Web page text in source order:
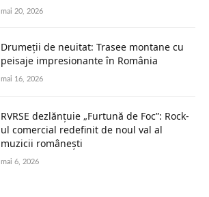
mai 20, 2026
Drumeții de neuitat: Trasee montane cu
peisaje impresionante în România
mai 16, 2026
RVRSE dezlănțuie „Furtună de Foc”: Rock-
ul comercial redefinit de noul val al
muzicii românești
mai 6, 2026